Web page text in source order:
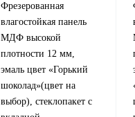
Фрезерованная
влагостойкая панель
МДФ высокой
плотности 12 мм,
эмаль цвет «Горький
шоколад»(цвет на
выбор), стеклопакет с